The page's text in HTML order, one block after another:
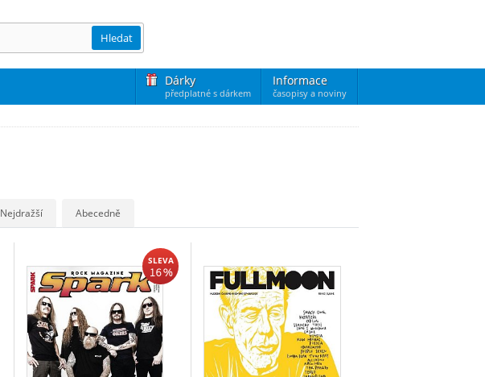
Dárky
předplatné s dárkem
Informace
časopisy a noviny
Hledat
Nejdražší Abecedně
SLEVA
16 %